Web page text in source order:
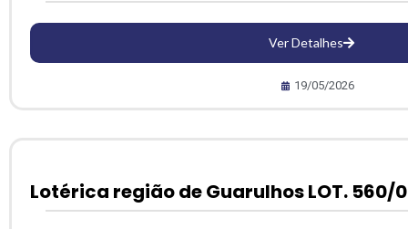
Ver Detalhes
19/05/2026
Lotérica região de Guarulhos LOT. 560/